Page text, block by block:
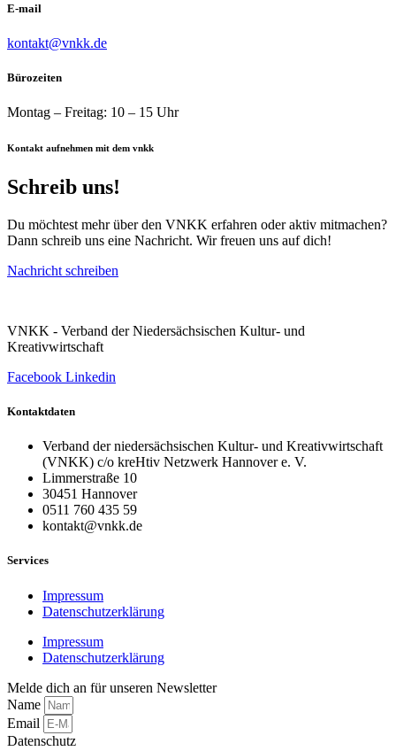
E-mail
kontakt@vnkk.de
Bürozeiten
Montag – Freitag: 10 – 15 Uhr
Kontakt aufnehmen mit dem vnkk
Schreib uns!
Du möchtest mehr über den VNKK erfahren oder aktiv mitmachen?
Dann schreib uns eine Nachricht. Wir freuen uns auf dich!
Nachricht schreiben
VNKK - Verband der Niedersächsischen Kultur- und
Kreativwirtschaft
Facebook Linkedin
Kontaktdaten
Verband der niedersächsischen Kultur- und Kreativwirtschaft
(VNKK) c/o kreHtiv Netzwerk Hannover e. V.
Limmerstraße 10
30451 Hannover
0511 760 435 59
kontakt@vnkk.de
Services
Impressum
Datenschutzerklärung
Impressum
Datenschutzerklärung
Melde dich an für unseren Newsletter
Name
Email
Datenschutz